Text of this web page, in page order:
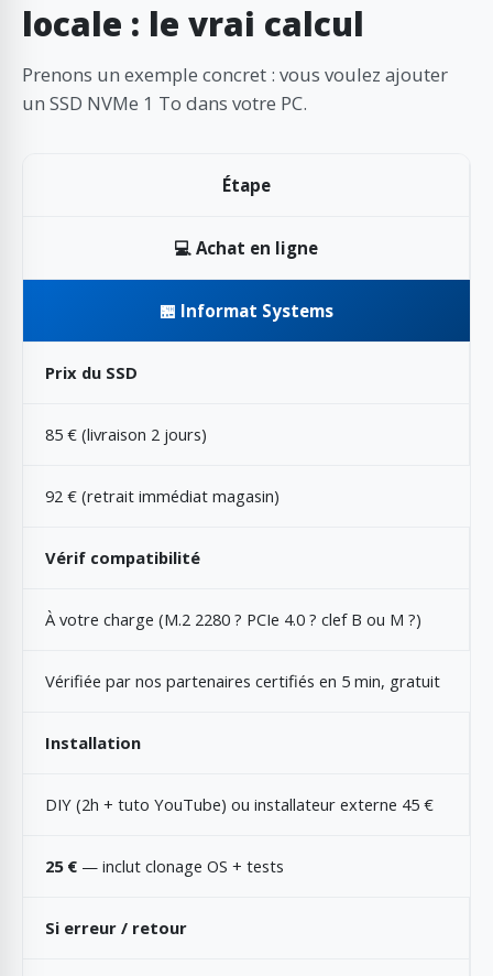
locale : le vrai calcul
Prenons un exemple concret : vous voulez ajouter
un SSD NVMe 1 To dans votre PC.
Étape
💻 Achat en ligne
🏪 Informat Systems
Prix du SSD
85 € (livraison 2 jours)
92 € (retrait immédiat magasin)
Vérif compatibilité
À votre charge (M.2 2280 ? PCIe 4.0 ? clef B ou M ?)
Vérifiée par nos partenaires certifiés en 5 min, gratuit
Installation
DIY (2h + tuto YouTube) ou installateur externe 45 €
25 € — inclut clonage OS + tests
Si erreur / retour